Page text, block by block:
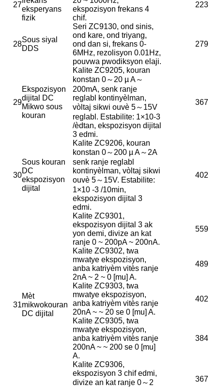
27
eksperyans
fizik
ekspozisyon frekans 4
chif.
223
28
Sous siyal
DDS
Seri ZC9130, ond sinis,
ond kare, ond triyang,
ond dan si, frekans 0-
6MHz, rezolisyon 0.01Hz,
pouvwa pwodiksyon elaji.
279
29
Ekspozisyon
dijital DC
Mikwo sous
kouran
Kalite ZC9205, kouran
konstan 0～20 µ A～
200mA, senk ranje
reglabl kontinyèlman,
vòltaj sikwi ouvè 5～15V
reglabl. Estabilite: 1×10-3
/èdtan, ekspozisyon dijital
3 edmi.
367
30
Sous kouran
DC
ekspozisyon
dijital
Kalite ZC9206, kouran
konstan 0～200 µ A～2A
senk ranje reglabl
kontinyèlman, vòltaj sikwi
ouvè 5～15V. Estabilite:
1×10 -3 /10min,
ekspozisyon dijital 3
edmi.
402
31
Mèt
mikwokouran
DC dijital
Kalite ZC9301,
ekspozisyon dijital 3 ak
yon demi, divize an kat
ranje 0 ~ 200pA ~ 200nA.
559
Kalite ZC9302, twa
mwatye ekspozisyon,
anba katriyèm vitès ranje
2nA ~ 2 ~ 0 [mu] A.
489
Kalite ZC9303, twa
mwatye ekspozisyon,
anba katriyèm vitès ranje
20nA ~ ~ 20 se 0 [mu] A.
402
Kalite ZC9305, twa
mwatye ekspozisyon,
anba katriyèm vitès ranje
200nA ~ ~ 200 se 0 [mu]
A.
384
Kalite ZC9306,
ekspozisyon 3 chif edmi,
divize an kat ranje 0～2
367